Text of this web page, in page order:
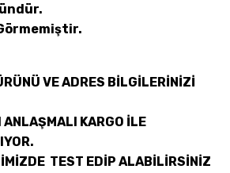
VE ADRES BİLGİLERİNİZİ
ANLAŞMALI KARGO İLE
TEST EDİP ALABİLİRSİNİZ